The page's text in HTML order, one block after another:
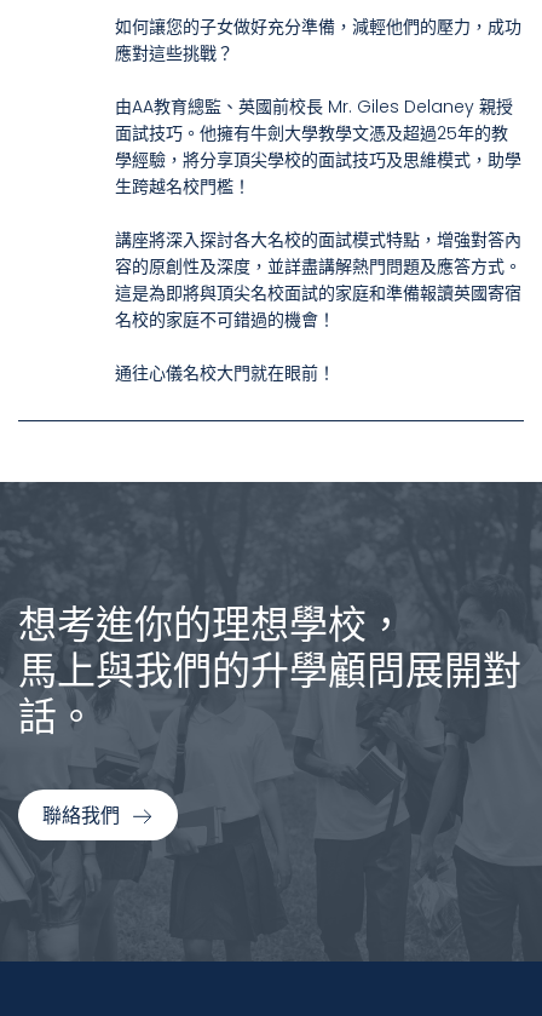
如何讓您的子女做好充分準備，減輕他們的壓力，成功
應對這些挑戰？
由AA教育總監、英國前校長 Mr. Giles Delaney 親授
面試技巧。他擁有牛劍大學教學文憑及超過25年的教
學經驗，將分享頂尖學校的面試技巧及思維模式，助學
生跨越名校門檻！
講座將深入探討各大名校的面試模式特點，增強對答內
容的原創性及深度，並詳盡講解熱門問題及應答方式。
這是為即將與頂尖名校面試的家庭和準備報讀英國寄宿
名校的家庭不可錯過的機會！
通往心儀名校大門就在眼前！
想考進你的理想學校，
馬上與我們的升學顧問展開對
話。
聯絡我們